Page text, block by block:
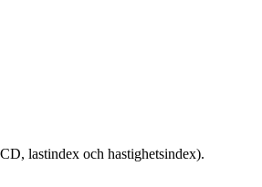
lastindex och hastighetsindex).